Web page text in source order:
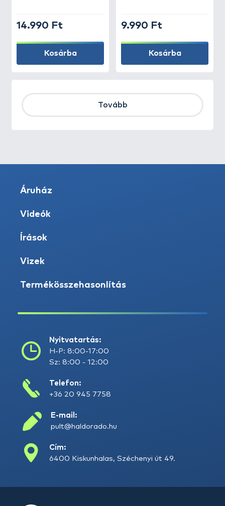
14.990 Ft
Kosárba
9.990 Ft
Kosárba
Tovább
Áruház
Videók
Írások
Vizek
Termékösszehasonlítás
Nyitvatartás:
H-P: 8:00-17:00
Sz: 8:00 - 12:00
Telefon:
+36 20 945 7758
E-mail:
pult@haldorado.hu
Cím:
6400 Kiskunhalas, Széchenyi út 49.